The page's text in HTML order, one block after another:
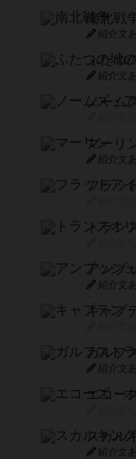
南北戦
紹介文
ふたつ
紹介文
ノーム
マーリ
紹介文
フラッ
紹介文
ガルフ
紹介文
エコー
スカル
紹介文